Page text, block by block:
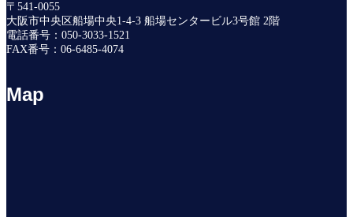
〒541-0055
大阪市中央区船場中央1-4-3 船場センタービル3号館 2階
電話番号：050-3033-1521
FAX番号：06-6485-4074
Map